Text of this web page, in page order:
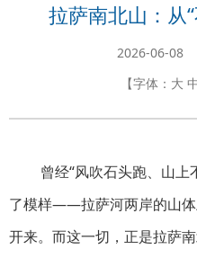
拉萨南北山：从
2026-06-08
【字体： 大 中
曾经“风吹石头跑、山
了模样——拉萨河两岸的山
开来。而这一切，正是拉萨